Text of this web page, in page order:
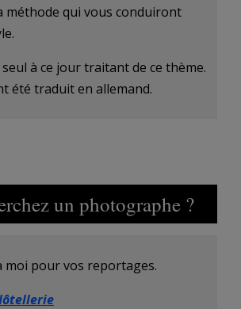
méthode qui vous conduiront
à ce jour traitant de ce thème.
été traduit en allemand.
un photographe ?
moi pour vos reportages.